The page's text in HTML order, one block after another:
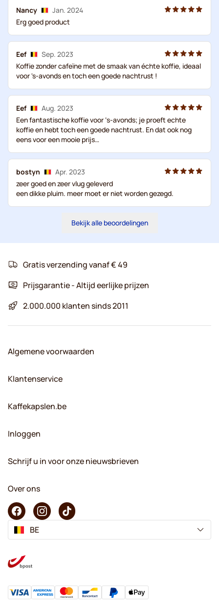
Nancy
Jan. 2024
Erg goed product
Eef
Sep. 2023
Koffie zonder cafeïne met de smaak van échte koffie, ideaal
voor 's-avonds en toch een goede nachtrust !
Eef
Aug. 2023
Een fantastische koffie voor ‘s-avonds; je proeft echte
koffie en hebt toch een goede nachtrust. En dat ook nog
eens voor een mooie prijs…
bostyn
Apr. 2023
zeer goed en zeer vlug geleverd
een dikke pluim. meer moet er niet worden gezegd.
Bekijk alle beoordelingen
Gratis verzending vanaf € 49
Prijsgarantie - Altijd eerlijke prijzen
2.000.000 klanten sinds 2011
Algemene voorwaarden
Klantenservice
Kaffekapslen.be
Inloggen
Schrijf u in voor onze nieuwsbrieven
Over ons
BE